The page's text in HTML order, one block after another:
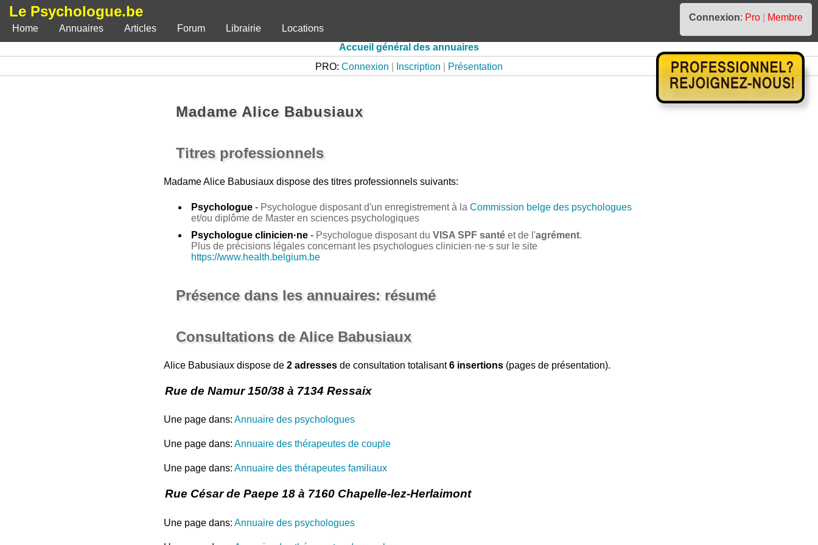
Le Psychologue.be Connexion: Pro
Membre
Home
Annuaires Articles Forum Librairie
Locations
Accueil général des annuaires
PRO: Connexion Inscription Présentation
Madame Alice Babusiaux
Titres professionnels
Madame Alice Babusiauxdispose des titres professionnels suivants:
Psychologue- Psychologue disposant d'un enregistrement à la Commission belge des psychologues
et/ou diplôme de Master en sciences psychologiques
Psychologue clinicien·ne- Psychologue disposant du VISA SPF santéet de l'agrément.
Plus de précisions légales concernant les psychologues clinicien·ne·s sur le site
https://www.health.belgium.be
Présence dans les annuaires: résumé
Consultations de Alice Babusiaux
Alice Babusiaux dispose de 2 adressesde consultation totalisant6 insertions(pages de présentation).
Rue de Namur 150/38 à 7134 Ressaix
Une page dans: Annuaire des psychologues
Une page dans: Annuaire des thérapeutes de couple
Une page dans: Annuaire des thérapeutes familiaux
Rue César de Paepe 18 à 7160 Chapelle-lez-Herlaimont
Une page dans: Annuaire des psychologues